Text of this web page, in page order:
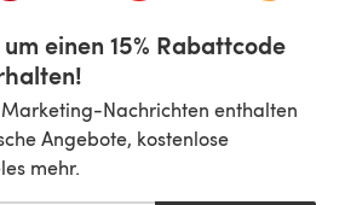
einen 15% Rabattcode
Nachrichten enthalten
Angebote, kostenlose
mehr.